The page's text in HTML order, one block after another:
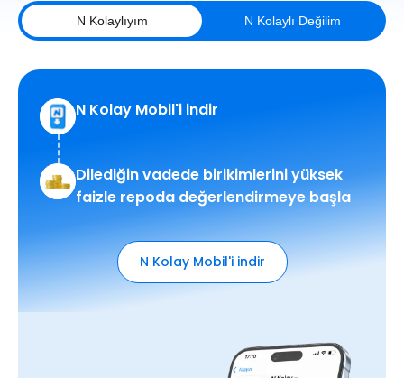
N Kolaylıyım N Kolaylı Değilim
N Kolay Mobil'i indir
Dilediğin vadede birikimlerini yüksek
faizle repoda değerlendirmeye başla
N Kolay Mobil'i indir